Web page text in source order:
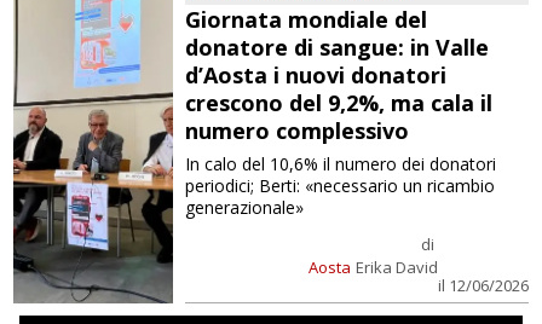
Giornata mondiale del
donatore di sangue: in Valle
d’Aosta i nuovi donatori
crescono del 9,2%, ma cala il
numero complessivo
Aosta
di
Erika David
il 12/06/2026
In calo del 10,6% il numero dei donatori
periodici; Berti: «necessario un ricambio
generazionale»